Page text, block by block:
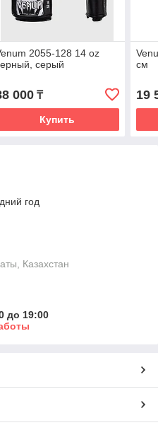
2055-128 14 oz
серый
000₸
Купить
см
19
год
Казахстан
до 19:00